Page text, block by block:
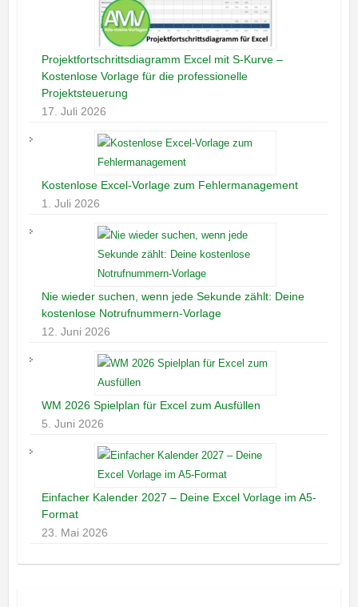
Projektfortschrittsdiagramm Excel mit S-Kurve –
Kostenlose Vorlage für die professionelle
Projektsteuerung
17. Juli 2026
Kostenlose Excel-Vorlage zum Fehlermanagement
1. Juli 2026
Nie wieder suchen, wenn jede Sekunde zählt: Deine
kostenlose Notrufnummern-Vorlage
12. Juni 2026
WM 2026 Spielplan für Excel zum Ausfüllen
5. Juni 2026
Einfacher Kalender 2027 – Deine Excel Vorlage im A5-
Format
23. Mai 2026